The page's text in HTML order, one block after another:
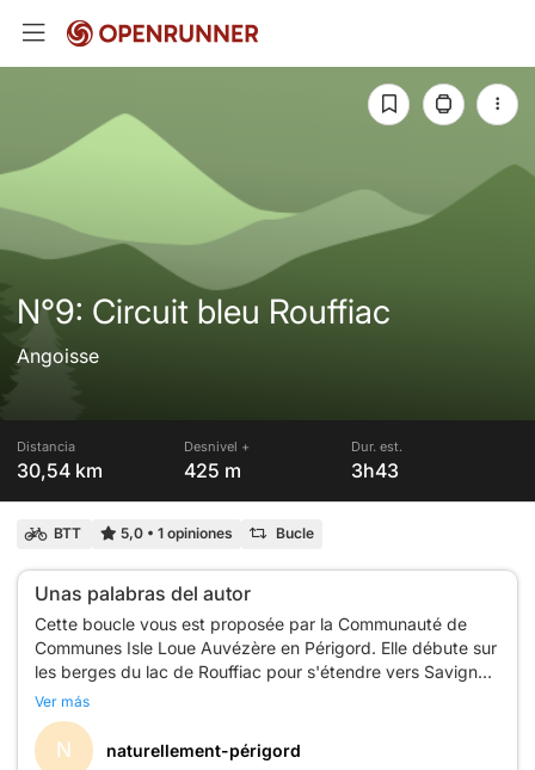
N°9: Circuit bleu Rouffiac
Angoisse
Distancia
30,54 km
Desnivel +
425 m
Dur. est.
3h43
BTT 5,0 • 1 opiniones Bucle
Unas palabras del autor
Cette boucle vous est proposée par la Communauté de
Communes Isle Loue Auvézère en Périgord. Elle débute sur
les berges du lac de Rouffiac pour s'étendre vers Savignac
Lédrier et sa magnifique Forge, puis vers Payzac et revenir
par la forêt qui entoure le Lac. Il faut compter 3h pour ce
Ver más
N naturellement-périgord